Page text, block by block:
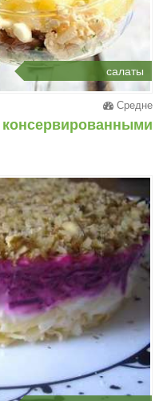
салаты
Средне